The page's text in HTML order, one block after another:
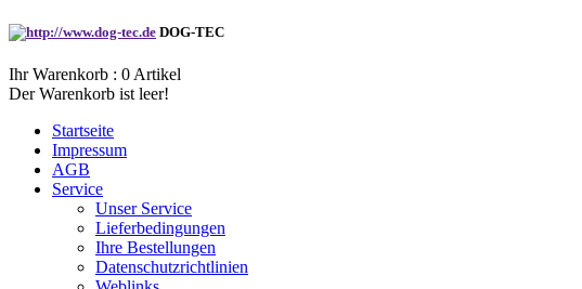
DOG-TEC
Ihr Warenkorb : 0 Artikel
Der Warenkorb ist leer!
Startseite
Impressum
AGB
Service
Unser Service
Lieferbedingungen
Ihre Bestellungen
Datenschutzrichtlinien